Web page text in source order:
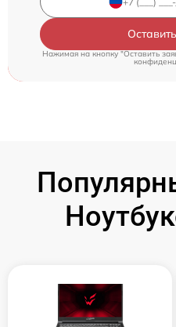
Нажимая на кнопку "Оставить